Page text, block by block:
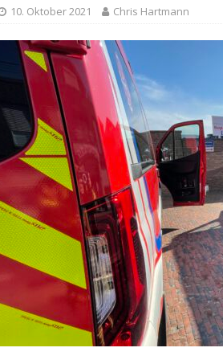
10. Oktober 2021 Chris Hartmann